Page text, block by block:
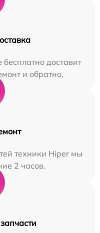
доставит
и обратно.
техники Hiper мы
2 часов.